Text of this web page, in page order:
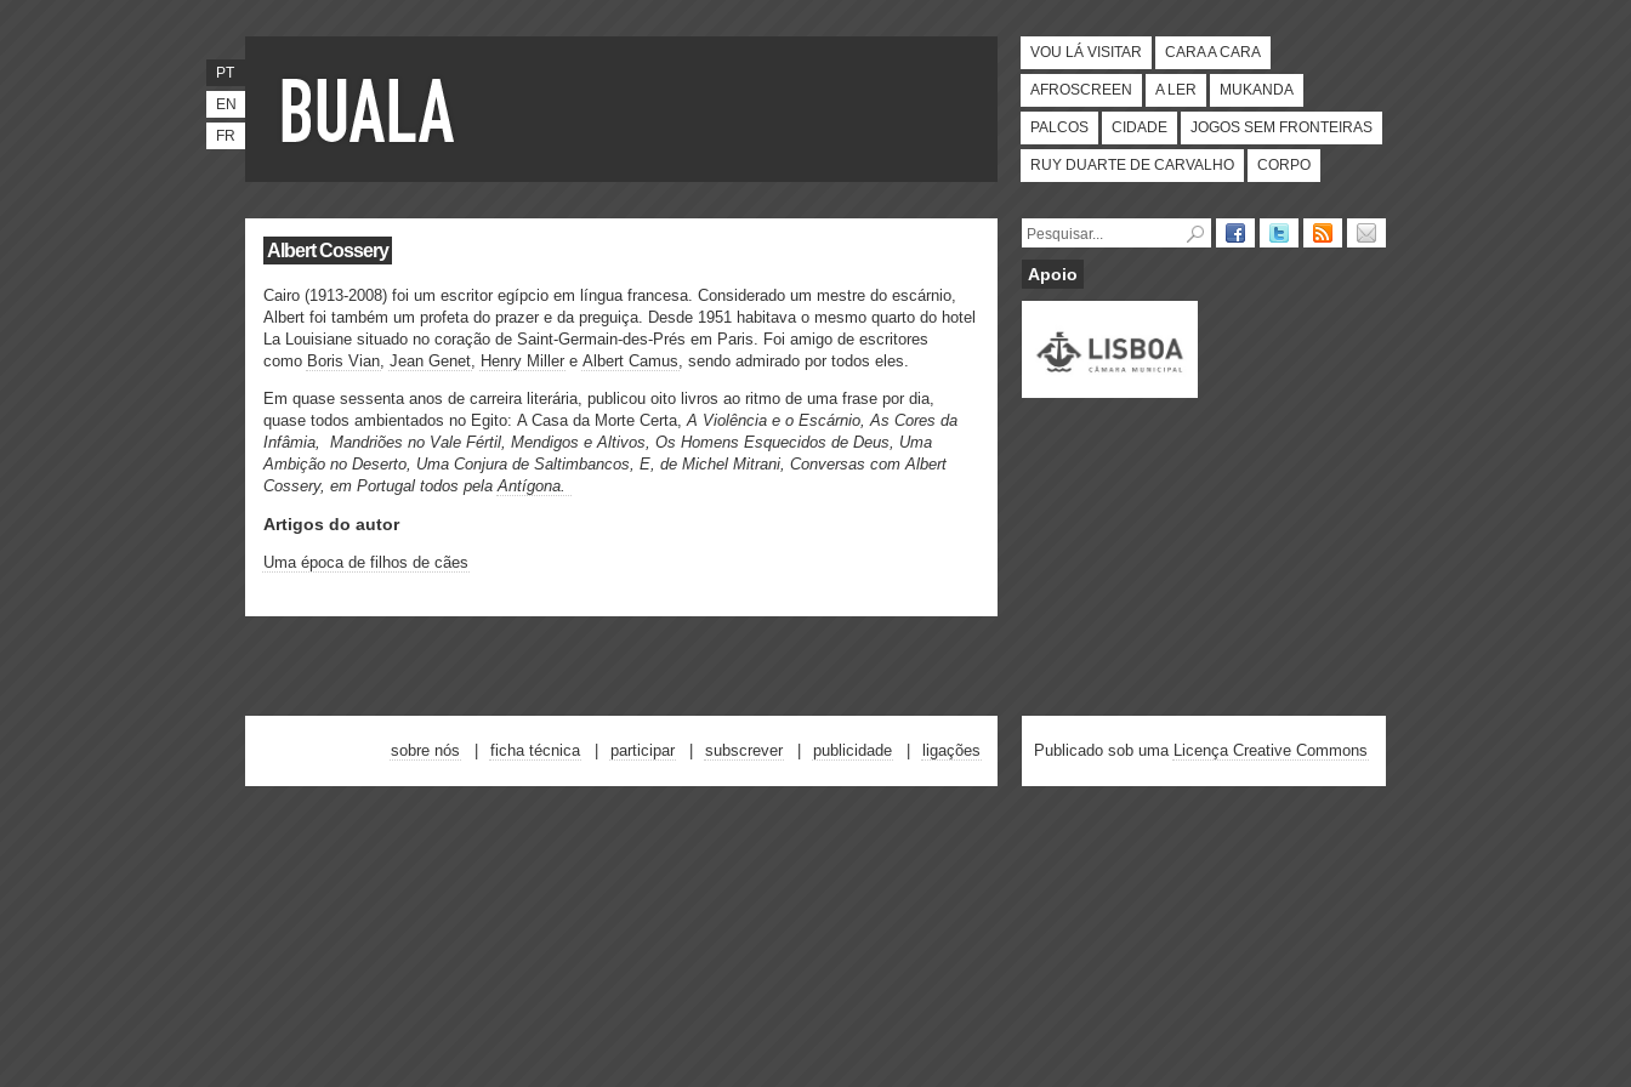
PT
EN
FR
VOU LÁ VISITAR CARA A CARA
AFROSCREEN A LER MUKANDA
PALCOS CIDADE JOGOS SEM FRONTEIRAS
RUY DUARTE DE CARVALHO CORPO
Albert Cossery
Cairo (1913-2008) foi um escritor egípcio em língua francesa. Considerado um mestre do escárnio,
Albert foi também um profeta do prazer e da preguiça. Desde 1951 habitava o mesmo quarto do hotel
La Louisiane situado no coração de Saint-Germain-des-Prés em Paris. Foi amigo de escritores
como Boris Vian, Jean Genet, Henry Miller e Albert Camus, sendo admirado por todos eles.
Em quase sessenta anos de carreira literária, publicou oito livros ao ritmo de uma frase por dia,
quase todos ambientados no Egito: A Casa da Morte Certa, A Violência e o Escárnio, As Cores da
Infâmia,
Mandriões no Vale Fértil, Mendigos e Altivos, Os Homens Esquecidos de Deus, Uma
Ambição no Deserto, Uma Conjura de Saltimbancos, E, de Michel Mitrani, Conversas com Albert
Cossery, em Portugal todos pelaAntígona.
Artigos do autor
Uma época de filhos de cães
Apoio
sobre nós ficha técnica participar subscrever publicidade ligações Publicado sob uma Licença Creative Commons